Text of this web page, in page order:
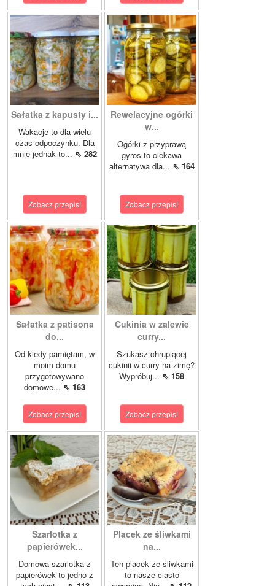
Sałatka z kapusty i...
Wakacje to dla wielu
czas odpoczynku. Dla
mnie jednak to... ⇖ 282
Zobacz przepis!
Rewelacyjne ogórki
w...
Ogórki z przyprawą
gyros to ciekawa
alternatywa dla... ⇖ 164
Zobacz przepis!
Sałatka z patisona
do...
Od kiedy pamiętam, w
moim domu
przygotowywano
domowe... ⇖ 163
Zobacz przepis!
Cukinia w zalewie
curry...
Szukasz chrupiącej
cukinii w curry na zimę?
Wypróbuj... ⇖ 158
Zobacz przepis!
Szarlotka z
papierówek...
Domowa szarlotka z
papierówek to jedno z
Placek ze śliwkami
na...
Ten placek ze śliwkami
to nasze ciasto